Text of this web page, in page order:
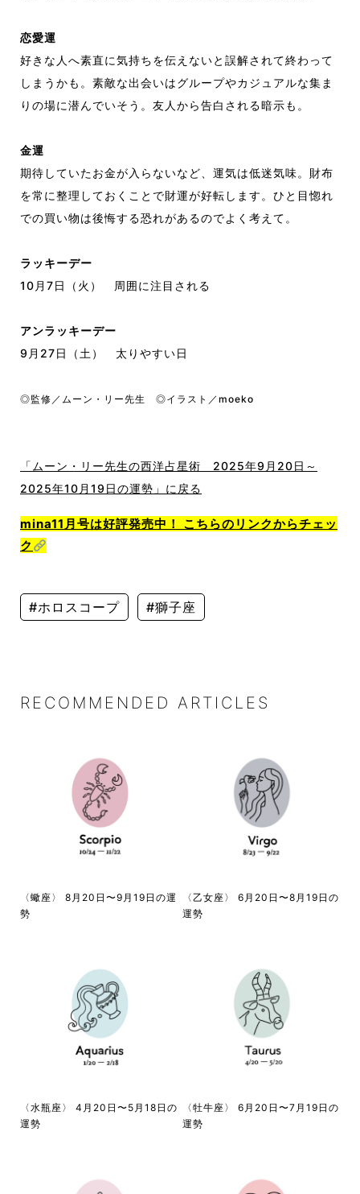
恋愛運
好きな人へ素直に気持ちを伝えないと誤解されて終わって
しまうかも。素敵な出会いはグループやカジュアルな集ま
りの場に潜んでいそう。友人から告白される暗示も。
金運
期待していたお金が入らないなど、運気は低迷気味。財布
を常に整理しておくことで財運が好転します。ひと目惚れ
での買い物は後悔する恐れがあるのでよく考えて。
ラッキーデー
10月7日（火） 周囲に注目される
アンラッキーデー
9月27日（土） 太りやすい日
◎監修／ムーン・リー先生 ◎イラスト／moeko
「ムーン・リー先生の西洋占星術 2025年9月20日～
2025年10月19日の運勢」に戻る
mina11月号は好評発売中！ こちらのリンクからチェッ
ク
#ホロスコープ #獅子座
RECOMMENDED ARTICLES
〈蠍座〉 8月20日〜9月19日の運
勢
〈乙女座〉 6月20日〜8月19日の
運勢
〈水瓶座〉 4月20日〜5月18日の
運勢
〈牡牛座〉 6月20日〜7月19日の
運勢